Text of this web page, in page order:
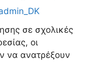
σε σχολικές
οι
να ανατρέξουν